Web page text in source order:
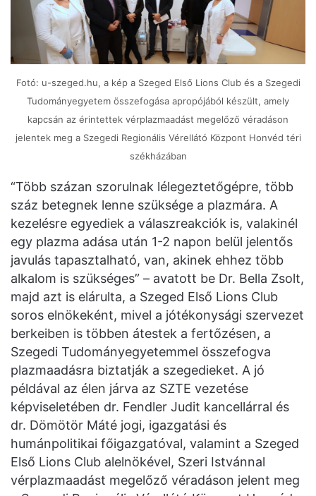
Fotó: u-szeged.hu, a kép a Szeged Első Lions Club és a Szegedi
Tudományegyetem összefogása apropójából készült, amely
kapcsán az érintettek vérplazmaadást megelőző véradáson
jelentek meg a Szegedi Regionális Vérellátó Központ Honvéd téri
székházában
“Több százan szorulnak lélegeztetőgépre, több
száz betegnek lenne szüksége a plazmára. A
kezelésre egyediek a válaszreakciók is, valakinél
egy plazma adása után 1-2 napon belül jelentős
javulás tapasztalható, van, akinek ehhez több
alkalom is szükséges” – avatott be Dr. Bella Zsolt,
majd azt is elárulta, a Szeged Első Lions Club
soros elnökeként, mivel a jótékonysági szervezet
berkeiben is többen átestek a fertőzésen, a
Szegedi Tudományegyetemmel összefogva
plazmaadásra biztatják a szegedieket. A jó
példával az élen járva az SZTE vezetése
képviseletében dr. Fendler Judit kancellárral és
dr. Dömötör Máté jogi, igazgatási és
humánpolitikai főigazgatóval, valamint a Szeged
Első Lions Club alelnökével, Szeri Istvánnal
vérplazmaadást megelőző véradáson jelent meg